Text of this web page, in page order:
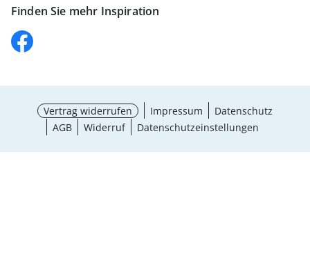
Finden Sie mehr Inspiration
Vertrag widerrufen Impressum
Datenschutz
AGB
Widerruf Datenschutzeinstellungen